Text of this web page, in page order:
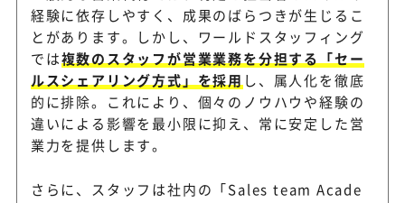
経験に依存しやすく、成果のばらつきが生じるこ
とがあります。しかし、ワールドスタッフィング
では複数のスタッフが営業業務を分担する「セー
ルスシェアリング方式」を採用 し、属人化を徹底
的に排除。これにより、個々のノウハウや経験の
違いによる影響を最小限に抑え、常に安定した営
業力を提供します。
さらに、スタッフは社内の「Sales team Acade